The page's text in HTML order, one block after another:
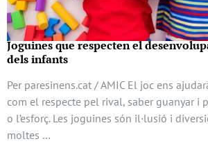
Joguines que respecten el
dels infants
Per paresinens.cat / AMIC El joc ens
com el respecte pel rival, saber guanyar i
o l’esforç. Les joguines són il·lusió i
moltes …